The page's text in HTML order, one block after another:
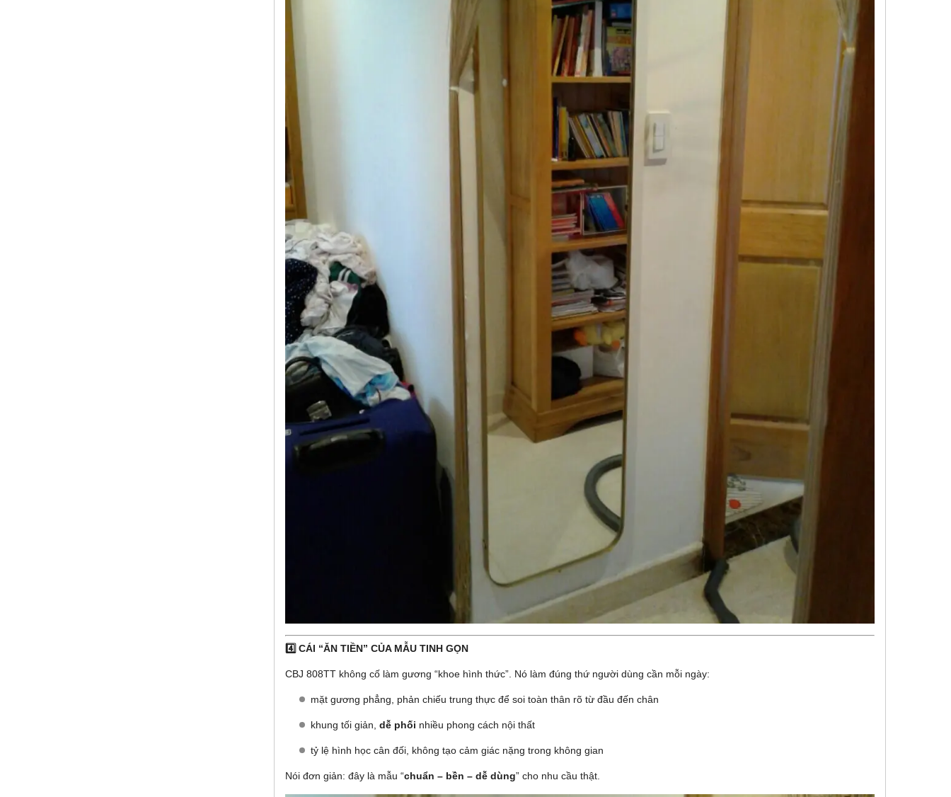
4️⃣ CÁI “ĂN TIỀN” CỦA MẪU TINH GỌN
CBJ 808TT không cố làm gương “khoe hình thức”. Nó làm đúng thứ người dùng cần mỗi ngày:
mặt gương phẳng, phản chiếu trung thực để soi toàn thân rõ từ đầu đến chân
khung tối giản, dễ phối nhiều phong cách nội thất
tỷ lệ hình học cân đối, không tạo cảm giác nặng trong không gian
Nói đơn giản: đây là mẫu “chuẩn – bền – dễ dùng” cho nhu cầu thật.